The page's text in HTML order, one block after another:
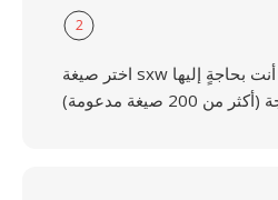
2
اختر صيغة sxw أو أية صيغة أخرى أنت بحاجةٍ إليها
من 200 صيغة مدعومة)